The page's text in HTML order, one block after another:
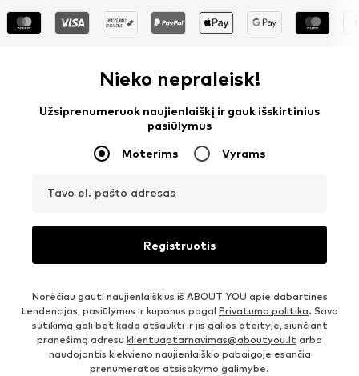
Nieko nepraleisk!
Užsiprenumeruok naujienlaiškį ir gauk išskirtinius
pasiūlymus
Moterims Vyrams
Tavo el. pašto adresas
Registruotis
Norėčiau gauti naujienlaiškius iš ABOUT YOU apie dabartines
tendencijas, pasiūlymus ir kuponus pagal Privatumo politika. Savo
sutikimą gali bet kada atšaukti ir jis galios ateityje, siunčiant
pranešimą adresu klientuaptarnavimas@aboutyou.lt arba
naudojantis kiekvieno naujienlaiškio pabaigoje esančia
prenumeratos atsisakymo galimybe.